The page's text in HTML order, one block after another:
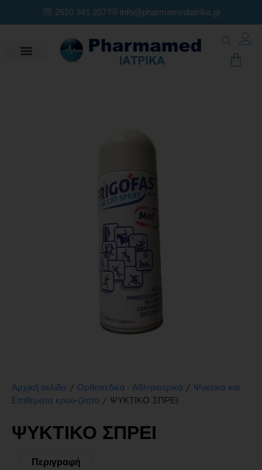
2610 341 207 info@pharmamediatrika.gr
Αρχική σελίδα / Ορθοπεδικά - Αθλητιατρικά / Ψυκτικά και
Επιθέματα κρύο-ζεστό / ΨΥΚΤΙΚΟ ΣΠΡΕΙ
ΨΥΚΤΙΚΟ ΣΠΡΕΙ
Περιγραφή